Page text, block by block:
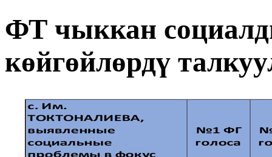
ФТ чыккан
көйгөйлөрдү